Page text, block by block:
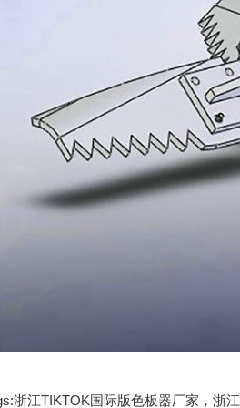
浙江TIKTOK国际版色板器厂家，浙